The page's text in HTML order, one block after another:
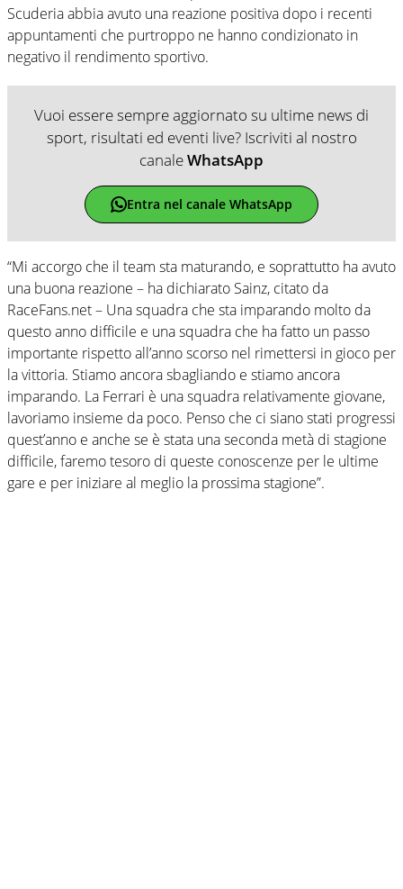
Scuderia abbia avuto una reazione positiva dopo i recenti
appuntamenti che purtroppo ne hanno condizionato in
negativo il rendimento sportivo.
Vuoi essere sempre aggiornato su ultime news di
sport, risultati ed eventi live? Iscriviti al nostro
canaleWhatsApp
Entra nel canale WhatsApp
“Mi accorgo che il team sta maturando, e soprattutto ha avuto
una buona reazione – ha dichiarato Sainz, citato da
RaceFans.net – Una squadra che sta imparando molto da
questo anno difficile e una squadra che ha fatto un passo
importante rispetto all’anno scorso nel rimettersi in gioco per
la vittoria. Stiamo ancora sbagliando e stiamo ancora
imparando. La Ferrari è una squadra relativamente giovane,
lavoriamo insieme da poco. Penso che ci siano stati progressi
quest’anno e anche se è stata una seconda metà di stagione
difficile, faremo tesoro di queste conoscenze per le ultime
gare e per iniziare al meglio la prossima stagione”.